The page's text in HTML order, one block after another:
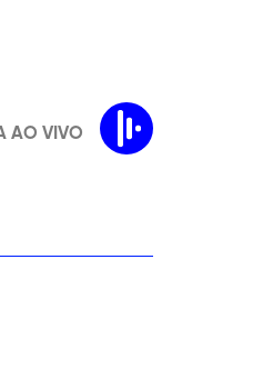
AO VIVO